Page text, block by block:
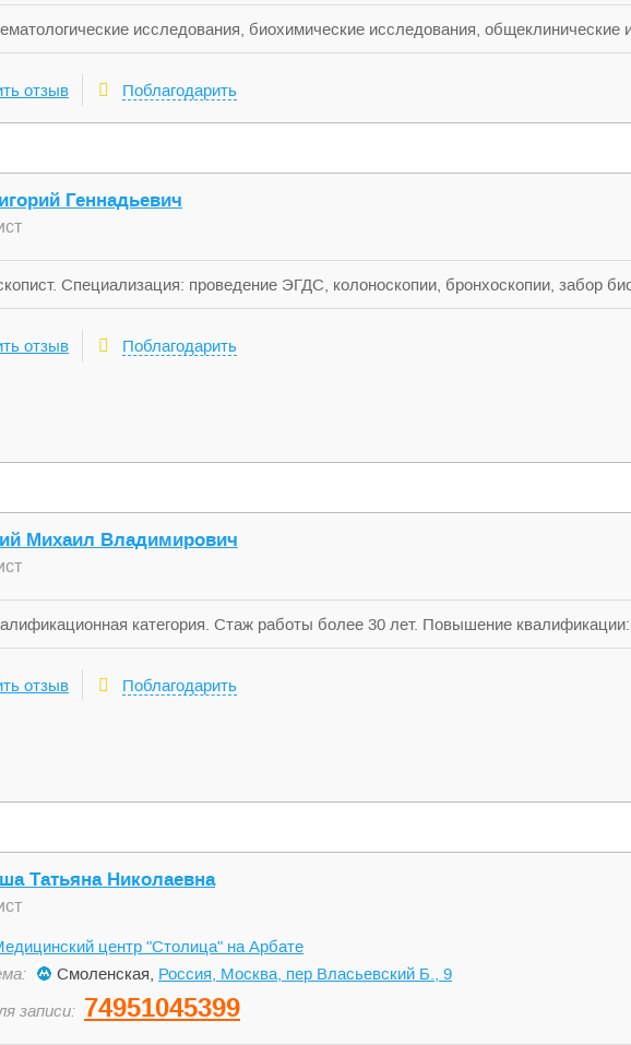
исследования, биохимические исследования, общеклинические
исследования, иммуноферментный анализ.
отзыв Поблагодарить
Геннадьевич
Специализация: проведение ЭГДС, колоноскопии, бронхоскопии, забор
отзыв Поблагодарить
Михаил Владимирович
категория. Стаж работы более 30 лет. Повышение
медицинском институте им. Н.И.Пирогова в г. Москве по циклу
свои знания по «Избранным вопросам ультразвуковой
в Российской медицинской академии последипломного образования
отзыв Поблагодарить
Татьяна Николаевна
центр "Столица" на Арбате
Смоленская, Россия, Москва, пер Власьевский Б., 9
записи: 74951045399